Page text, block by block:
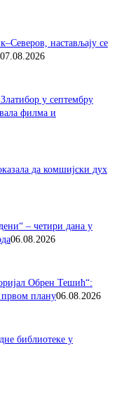
настављају се
07.08.2026
у септембру
филма и
да комшијски дух
– четири дана у
06.08.2026
Обрен Тешић“:
првом плану06.08.2026
библиотеке у